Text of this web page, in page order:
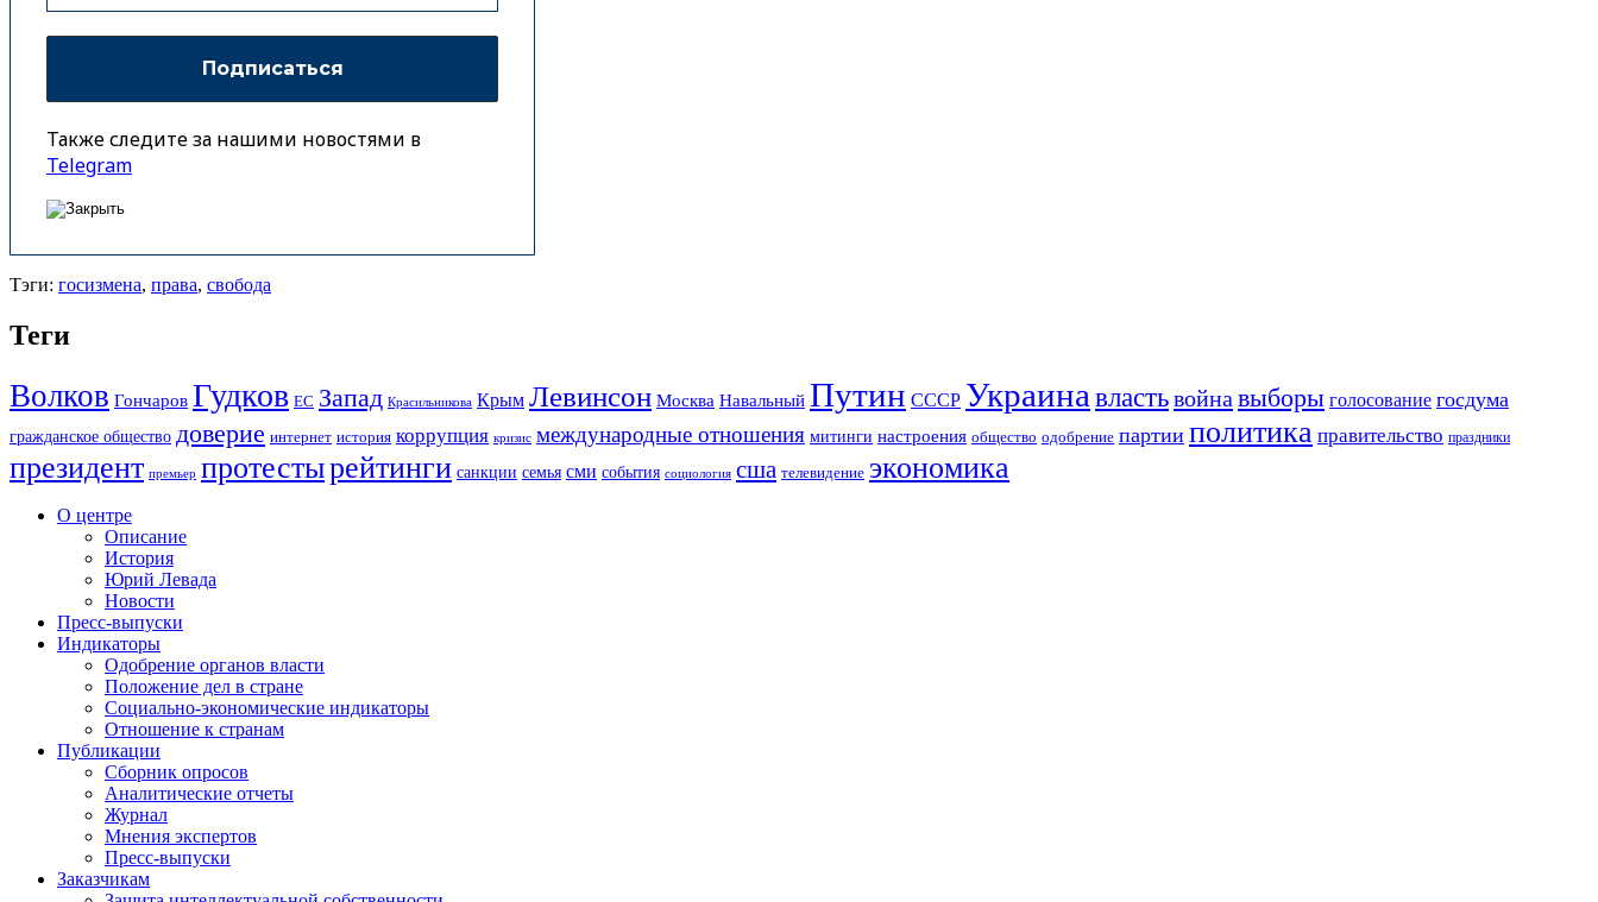
Также следите за нашими новостями в
Telegram
Тэги: госизмена, права, свобода
Теги
Волков Гончаров Гудков ЕС Запад Красильникова Крым Левинсон Москва Навальный Путин СССР Украина властьвойна выборы голосование госдума
гражданское общество доверие интернет история коррупция кризис международные отношения митинги настроения общество одобрение партии политика правительство праздники
президент премьер протестырейтинги санкции семья сми события социология сша телевидение экономика
О центре
Описание
История
Юрий Левада
Новости
Пресс-выпуски
Индикаторы
Одобрение органов власти
Положение дел в стране
Социально-экономические индикаторы
Отношение к странам
Публикации
Сборник опросов
Аналитические отчеты
Журнал
Мнения экспертов
Пресс-выпуски
Заказчикам